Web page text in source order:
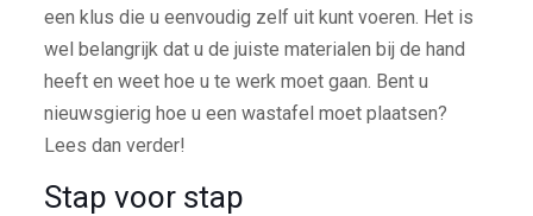
een klus die u eenvoudig zelf uit kunt voeren. Het is
wel belangrijk dat u de juiste materialen bij de hand
heeft en weet hoe u te werk moet gaan. Bent u
nieuwsgierig hoe u een wastafel moet plaatsen?
Lees dan verder!
Stap voor stap